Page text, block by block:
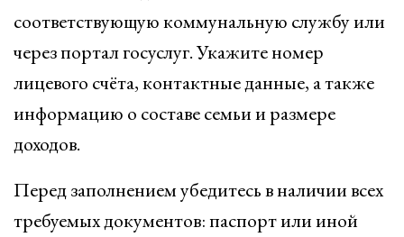
соответствующую коммунальную службу или
через портал госуслуг. Укажите номер
лицевого счёта, контактные данные, а также
информацию о составе семьи и размере
доходов.
Перед заполнением убедитесь в наличии всех
требуемых документов: паспорт или иной